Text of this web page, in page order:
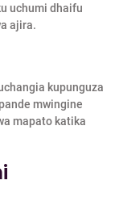
uchumi dhaifu
ajira.
kupunguza
mwingine
mapato katika